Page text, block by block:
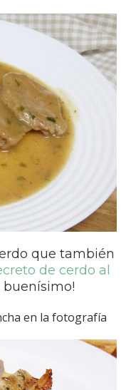
que también
de cerdo al
buenísimo!
en la fotografía